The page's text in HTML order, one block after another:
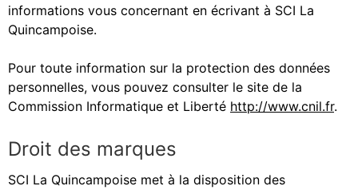
informations vous concernant en écrivant à SCI La
Quincampoise.
Pour toute information sur la protection des données
personnelles, vous pouvez consulter le site de la
Commission Informatique et Liberté http://www.cnil.fr.
Droit des marques
SCI La Quincampoise met à la disposition des